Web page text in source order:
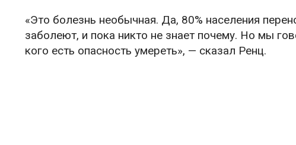
«Это болезнь необычная. Да, 80% населения
заболеют, и пока никто не знает почему. Но мы
кого есть опасность умереть», — сказал Ренц.